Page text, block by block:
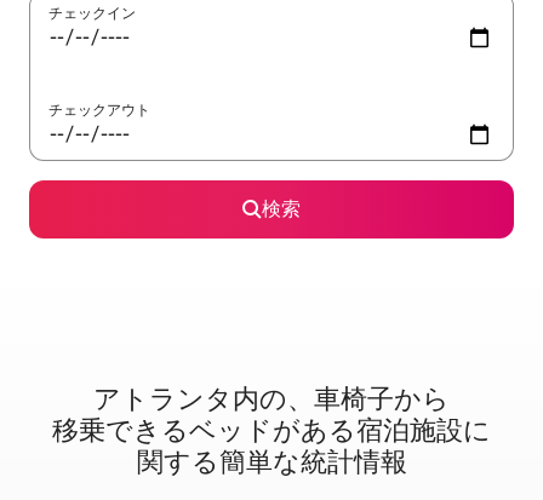
チェックイン
チェックアウト
検索
アトランタ内⁠の⁠、車⁠椅⁠子⁠か⁠ら
移⁠乗⁠で⁠き⁠るベ⁠ッ⁠ド⁠が⁠あ⁠る宿⁠泊⁠施⁠設⁠に
関⁠す⁠る簡⁠単⁠な統⁠計⁠情⁠報